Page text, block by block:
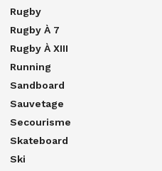
Rugby
Rugby À 7
Rugby À XIII
Running
Sandboard
Sauvetage
Secourisme
Skateboard
Ski